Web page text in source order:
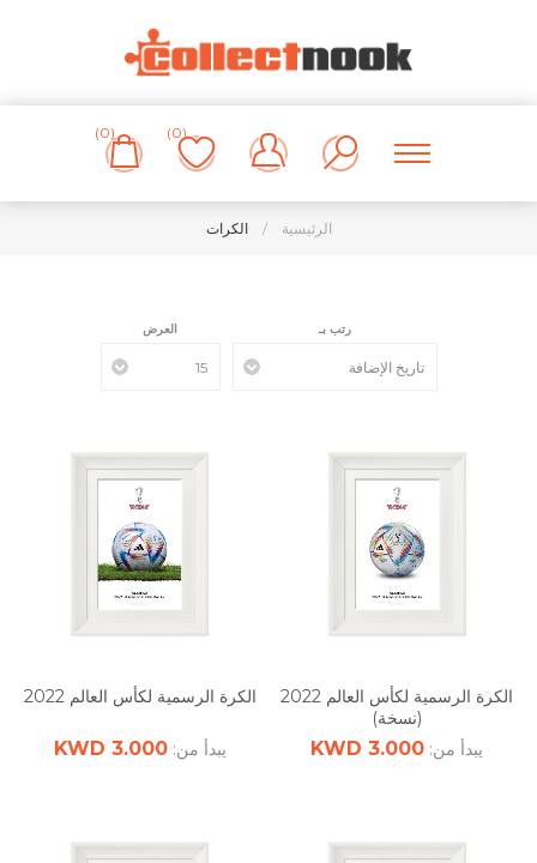
(0)
(0)
الرئيسية / الكرات
رتب بـ العرض
الكرة الرسمية لكأس العالم 2022
(نسخة)
يبدأ من: 3.000 KWD
الكرة الرسمية لكأس العالم 2022
يبدأ من:3.000 KWD